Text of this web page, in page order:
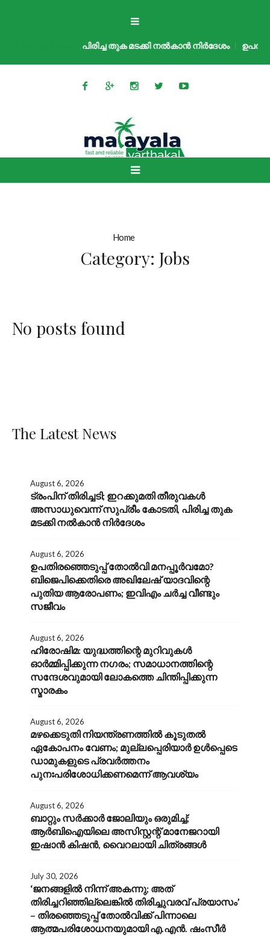
കോടതി, പിരിച്ച തുക മടക്കി നൽകാൻ നിർദേശം
Home»
Category: Jobs
No posts found
The Latest News
ട്രംപിന് തിരിച്ചടി; ഇറക്കുമതി തീരുവകൾ
അസാധുവെന്ന് സുപ്രീം കോടതി, പിരിച്ച തുക
മടക്കി നൽകാൻ നിർദേശം
August 6, 2026
ഉപതിരഞ്ഞെടുപ്പ് തോൽവി മനപ്പൂർവമോ?
ബിജെപിക്കെതിരെ അഖിലേഷ് യാദവിന്റെ
പുതിയ ആരോപണം; ഇവിഎം ചർച്ച വീണ്ടും
സജീവം
August 6, 2026
ഹിരോഷിമ: യുദ്ധത്തിന്റെ മുറിവുകൾ
ഓർമ്മിപ്പിക്കുന്ന നഗരം; സമാധാനത്തിന്റെ
സന്ദേശവുമായി ലോകത്തെ ചിന്തിപ്പിക്കുന്ന
സ്മാരകം
August 6, 2026
മഴക്കെടുതി നിയന്ത്രണത്തിൽ കൂടുതൽ
ഏകോപനം വേണം; മുല്ലപ്പെരിയാർ ഉൾപ്പെടെ
ഡാമുകളുടെ പ്രവർത്തനം
പുനഃപരിശോധിക്കണമെന്ന് ആവശ്യം
August 6, 2026
ബാറ്റും സർക്കാർ ജോലിയും ഒരുമിച്ച്;
ആർബിഐയിലെ അസിസ്റ്റന്റ് മാനേജറായി
ഇഷാൻ കിഷൻ, വൈറലായി ചിത്രങ്ങൾ
August 6, 2026
‘ജനങ്ങളിൽ നിന്ന് അകന്നു; അത്
തിരിച്ചറിഞ്ഞില്ലെങ്കിൽ തിരിച്ചുവരവ് പ്രയാസം’
– തിരഞ്ഞെടുപ്പ് തോൽവിക്ക് പിന്നാലെ
ആത്മപരിശോധനയുമായി എ.എൻ. ഷംസീർ
July 30, 2026